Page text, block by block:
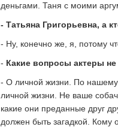
деньгами. Таня с моими
- Татьяна Григорьевна, а
- Ну, конечно же, я, потому
- Какие вопросы актеры
- О личной жизни. По нашему
личной жизни. Не ваше
какие они преданные друг
должен быть загадкой. Кому